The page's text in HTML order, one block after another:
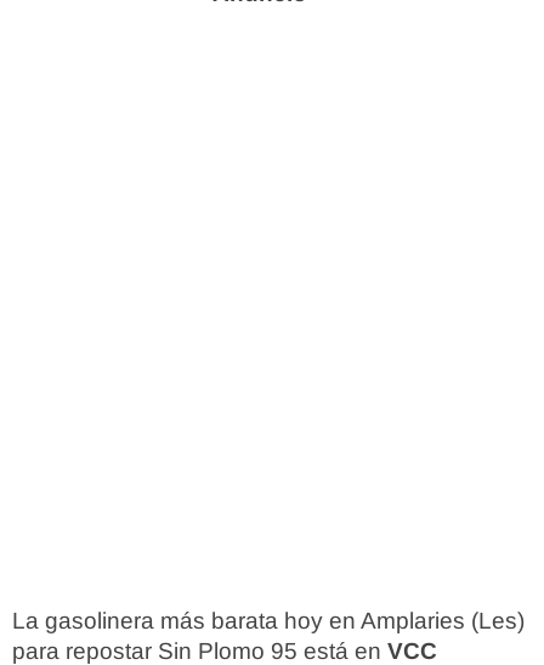
La gasolinera más barata hoy en Amplaries (Les)
para repostar Sin Plomo 95 está en VCC